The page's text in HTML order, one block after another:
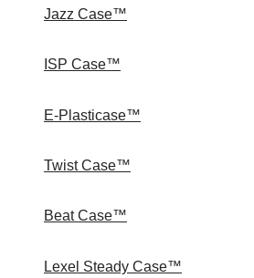
Jazz Case™
ISP Case™
E-Plasticase™
Twist Case™
Beat Case™
Lexel Steady Case™